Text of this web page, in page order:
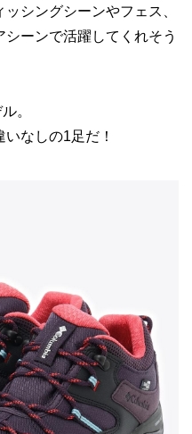
シングシーンやフェス、
ーンで活躍してくれそう
。
なしの1足だ！